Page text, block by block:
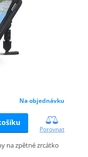
Na objednávku
Porovnat
na zpětné zrcátko